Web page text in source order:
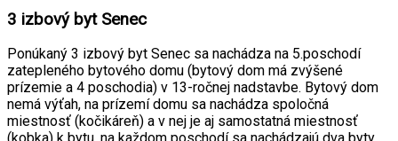
3 izbový byt Senec
Ponúkaný 3 izbový byt Senec sa nachádza na 5.poschodí
zatepleného bytového domu (bytový dom má zvýšené
prízemie a 4 poschodia) v 13-ročnej nadstavbe. Bytový dom
nemá výťah, na prízemí domu sa nachádza spoločná
miestnosť (kočikáreň) a v nej je aj samostatná miestnosť